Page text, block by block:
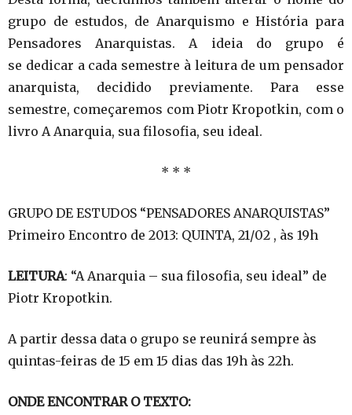
grupo de estudos, de Anarquismo e História para
Pensadores Anarquistas. A ideia do grupo é
se dedicar a cada semestre à leitura de um pensador
anarquista, decidido previamente. Para esse
semestre, começaremos com Piotr Kropotkin, com o
livro A Anarquia, sua filosofia, seu ideal.
* * *
GRUPO DE ESTUDOS “PENSADORES ANARQUISTAS”
Primeiro Encontro de 2013: QUINTA, 21/02 , às 19h
LEITURA: “A Anarquia – sua filosofia, seu ideal” de
Piotr Kropotkin.
A partir dessa data o grupo se reunirá sempre às
quintas-feiras de 15 em 15 dias das 19h às 22h.
ONDE ENCONTRAR O TEXTO: